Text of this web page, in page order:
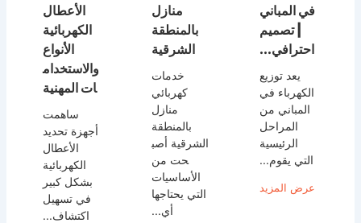
في المباني
| تصميم
احترافي...
يعد توزيع
الكهرباء في
المباني من
المراحل
الرئيسية
التي يقوم...
عرض المزيد
منازل
بالمنطقة
الشرقية
خدمات
كهربائي
منازل
بالمنطقة
الشرقية أصب
حت من
الأساسيات
التي يحتاجها
أي...
الأعطال
الكهربائية
الأنواع
والاستخدام
ات المهنية
ساهمت
أجهزة تحديد
الأعطال
الكهربائية
بشكل كبير
في تسهيل
اكتشاف...